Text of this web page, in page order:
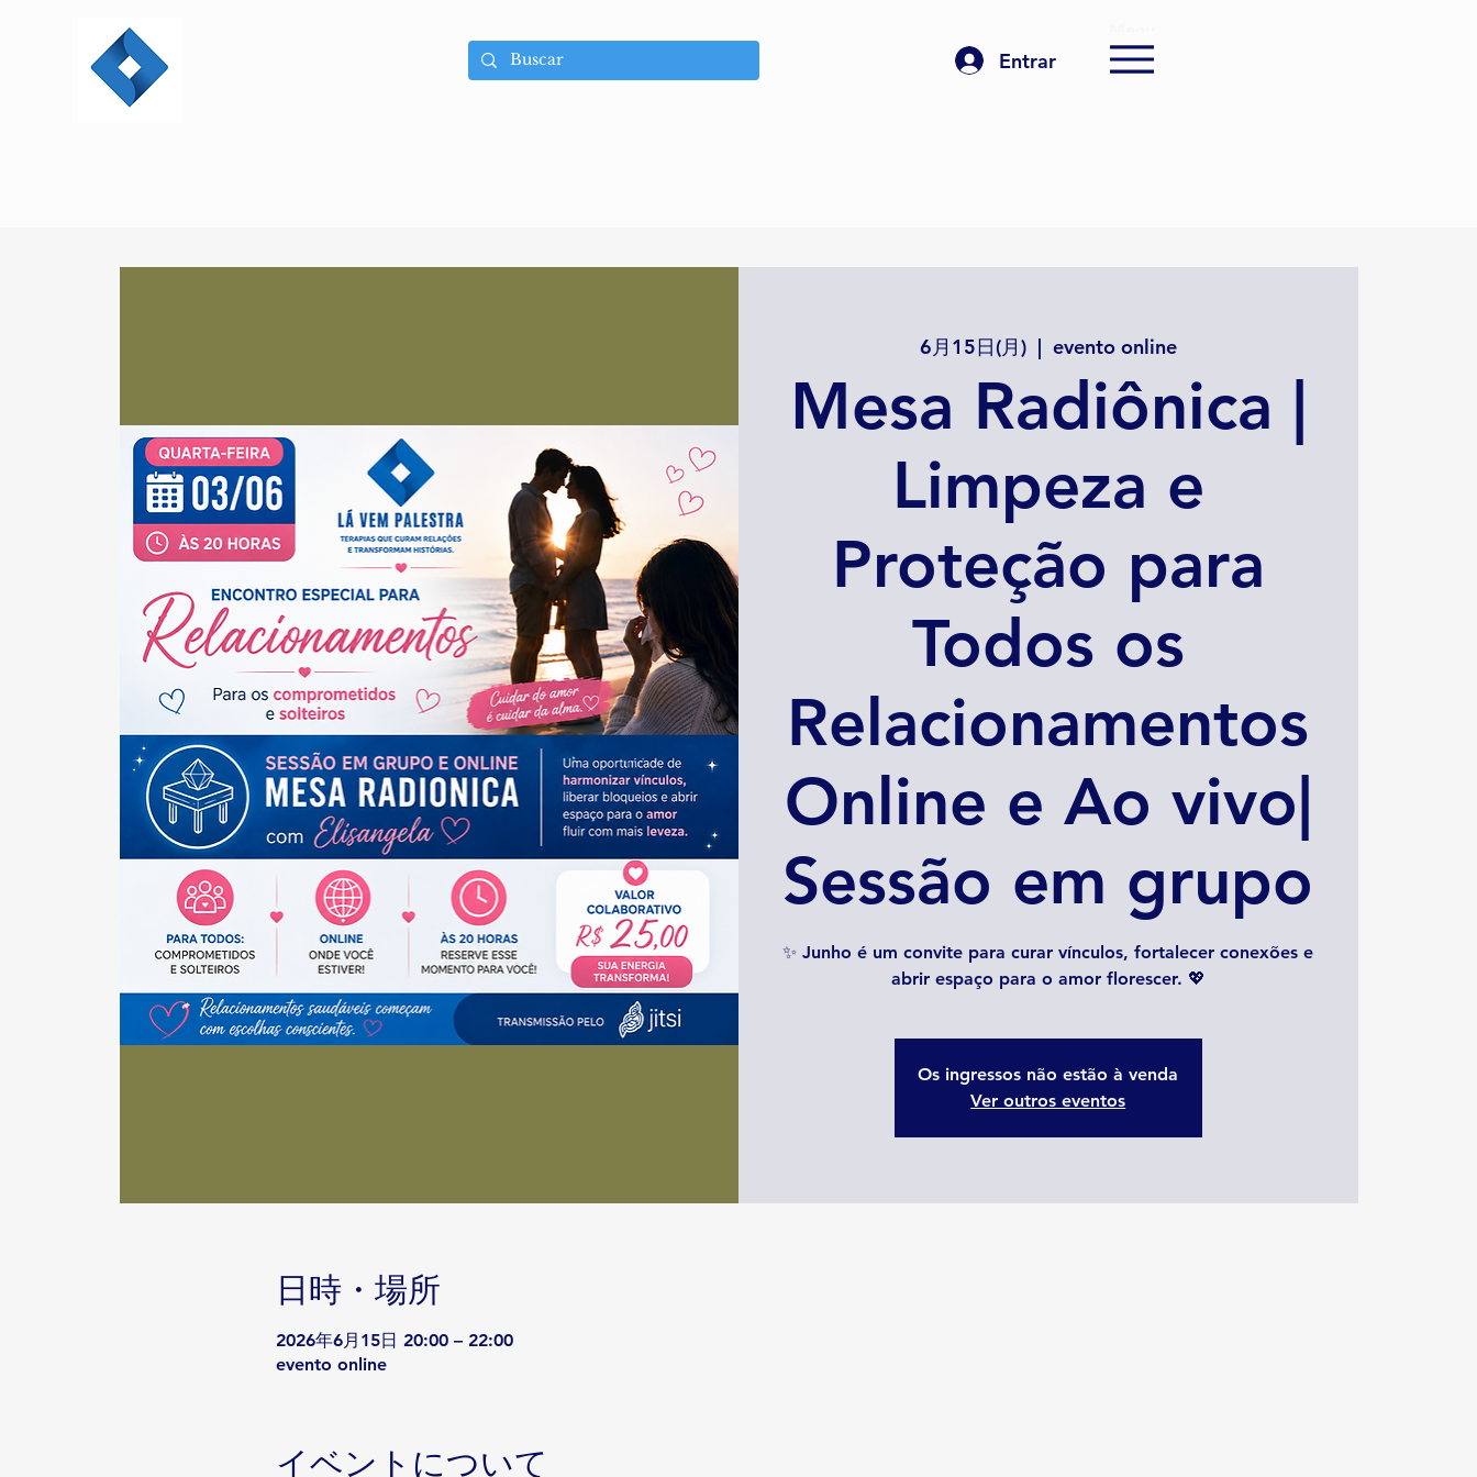
Entrar
6月15日(月)
  |
evento online
Mesa Radiônica |
Limpeza e
Proteção para
Todos os
Relacionamentos
Online e Ao vivo|
Sessão em grupo
✨ Junho é um convite para curar vínculos, fortalecer conexões e
abrir espaço para o amor florescer. 💖
Os ingressos não estão à venda
Ver outros eventos
日時・場所
2026年6月15日 20:00 – 22:00
evento online
イベントについて